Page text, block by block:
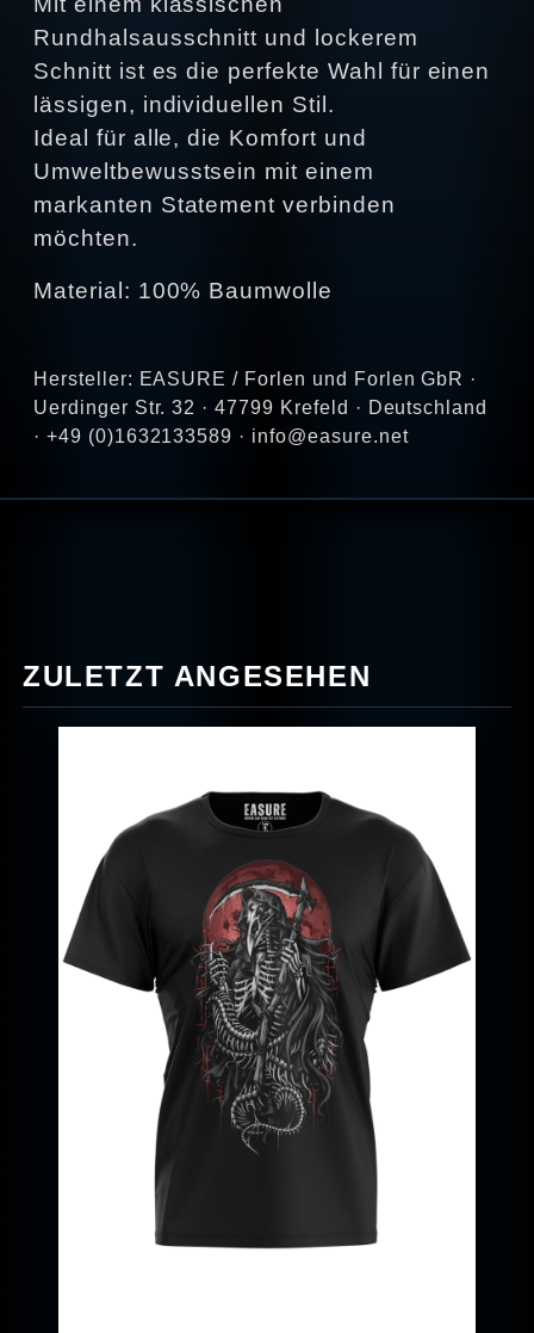
Rundhalsausschnitt und lockerem
Schnitt ist es die perfekte Wahl für einen
lässigen, individuellen Stil.
Ideal für alle, die Komfort und
Umweltbewusstsein mit einem
markanten Statement verbinden
möchten.
Material: 100% Baumwolle
Hersteller: EASURE / Forlen und Forlen GbR ·
Uerdinger Str. 32 · 47799 Krefeld · Deutschland
· +49 (0)1632133589 · info@easure.net
ZULETZT ANGESEHEN